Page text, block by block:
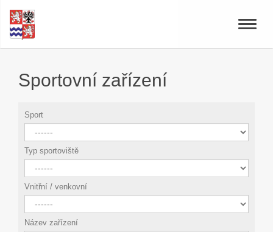
Toggle
Sportovní zařízení
Sport
Typ sportoviště
Vnitřní / venkovní
Název zařízení